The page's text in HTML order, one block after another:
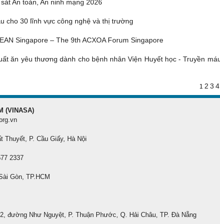
An toàn, An ninh mạng 2026
cho 30 lĩnh vực công nghệ và thị trường
Singapore – The 9th ACXOA Forum Singapore
ăn yêu thương dành cho bệnh nhân Viện Huyết học - Truyền
1 2 3 4
(VINASA)
Thuyết, P. Cầu Giấy, Hà Nội
2337
Gòn, TP.HCM
đường Như Nguyệt, P. Thuận Phước, Q. Hải Châu, TP. Đà Nẵng